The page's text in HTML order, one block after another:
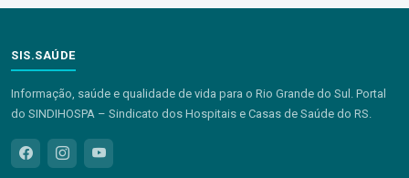
SIS.SAÚDE
Informação, saúde e qualidade de vida para o Rio Grande do Sul. Portal
do SINDIHOSPA – Sindicato dos Hospitais e Casas de Saúde do RS.